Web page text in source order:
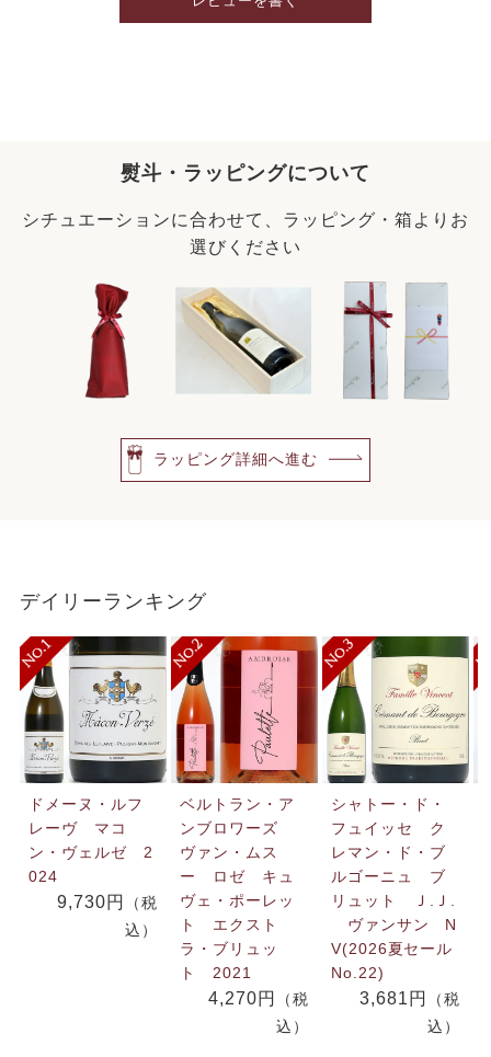
熨斗・ラッピングについて
シチュエーションに合わせて、ラッピング・箱よりお
選びください
ラッピング詳細へ進む
デイリーランキング
ドメーヌ・ルフ
レーヴ マコ
ン・ヴェルゼ 2
024
9,730円
（税
込）
ベルトラン・ア
ンブロワーズ
ヴァン・ムス
ー ロゼ キュ
ヴェ・ポーレッ
ト エクスト
ラ・ブリュッ
ト 2021
4,270円
（税
込）
シャトー・ド・
フュイッセ ク
レマン・ド・ブ
ルゴーニュ ブ
リュット Ｊ.Ｊ.
ヴァンサン N
V(2026夏セール
No.22)
3,681円
（税
込）